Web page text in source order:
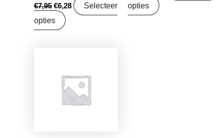
€7,95 €6,28
Selecteer
opties
opties
€17,99.€14,21.